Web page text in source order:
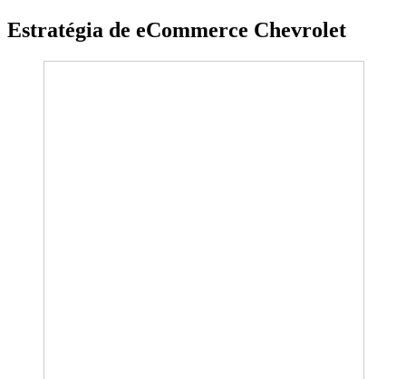
Estratégia de eCommerce Chevrolet